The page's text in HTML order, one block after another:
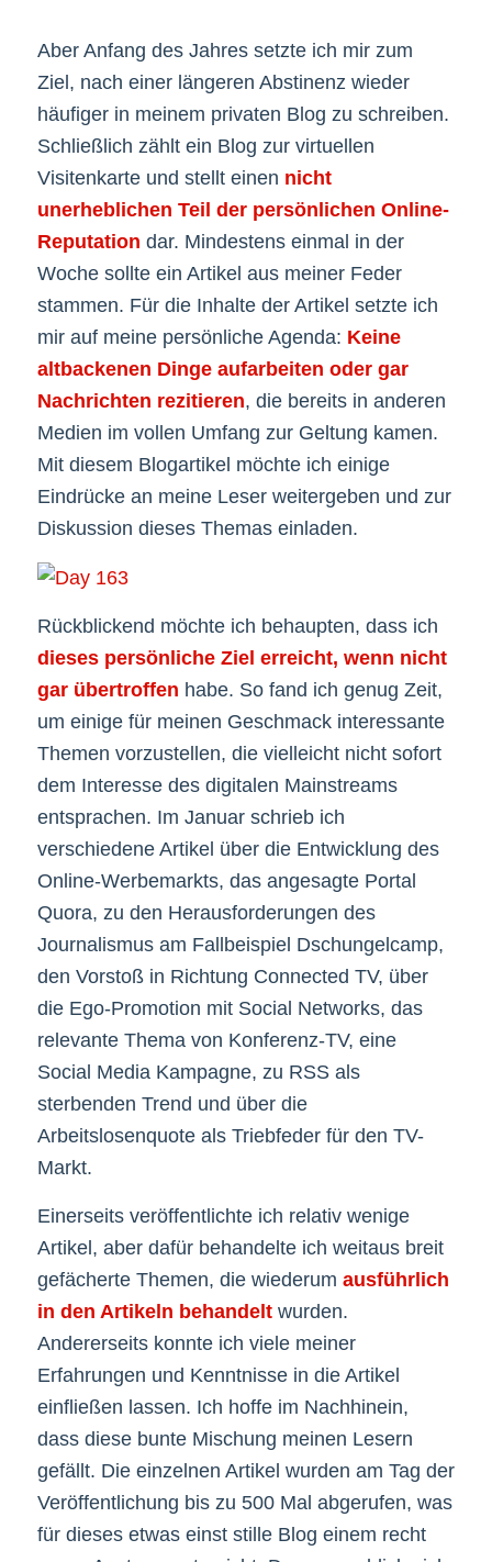
Aber Anfang des Jahres setzte ich mir zum
Ziel, nach einer längeren Abstinenz wieder
häufiger in meinem privaten Blog zu schreiben.
Schließlich zählt ein Blog zur virtuellen
Visitenkarte und stellt einen nicht
unerheblichen Teil der persönlichen Online-
Reputation dar. Mindestens einmal in der
Woche sollte ein Artikel aus meiner Feder
stammen. Für die Inhalte der Artikel setzte ich
mir auf meine persönliche Agenda: Keine
altbackenen Dinge aufarbeiten oder gar
Nachrichten rezitieren, die bereits in anderen
Medien im vollen Umfang zur Geltung kamen.
Mit diesem Blogartikel möchte ich einige
Eindrücke an meine Leser weitergeben und zur
Diskussion dieses Themas einladen.
Rückblickend möchte ich behaupten, dass ich
dieses persönliche Ziel erreicht, wenn nicht
gar übertroffen habe. So fand ich genug Zeit,
um einige für meinen Geschmack interessante
Themen vorzustellen, die vielleicht nicht sofort
dem Interesse des digitalen Mainstreams
entsprachen. Im Januar schrieb ich
verschiedene Artikel über die Entwicklung des
Online-Werbemarkts, das angesagte Portal
Quora, zu den Herausforderungen des
Journalismus am Fallbeispiel Dschungelcamp,
den Vorstoß in Richtung Connected TV, über
die Ego-Promotion mit Social Networks, das
relevante Thema von Konferenz-TV, eine
Social Media Kampagne, zu RSS als
sterbenden Trend und über die
Arbeitslosenquote als Triebfeder für den TV-
Markt.
Einerseits veröffentlichte ich relativ wenige
Artikel, aber dafür behandelte ich weitaus breit
gefächerte Themen, die wiederum ausführlich
in den Artikeln behandeltwurden.
Andererseits konnte ich viele meiner
Erfahrungen und Kenntnisse in die Artikel
einfließen lassen. Ich hoffe im Nachhinein,
dass diese bunte Mischung meinen Lesern
gefällt. Die einzelnen Artikel wurden am Tag der
Veröffentlichung bis zu 500 Mal abgerufen, was
für dieses etwas einst stille Blog einem recht